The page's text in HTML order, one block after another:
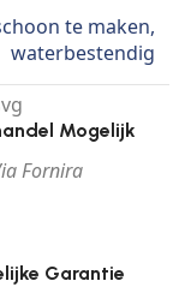
te maken,
waterbestendig
Mogelijk
Fornira
Garantie